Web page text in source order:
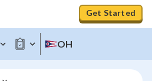
Get Started
OH